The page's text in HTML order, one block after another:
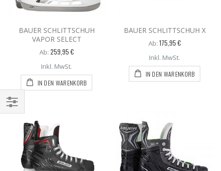
BAUER SCHLITTSCHUH
VAPOR SELECT
Ab: 259,95 €
Inkl. MwSt.
IN DEN WARENKORB
BAUER SCHLITTSCHUH X
Ab: 175,95 €
Inkl. MwSt.
IN DEN WARENKORB